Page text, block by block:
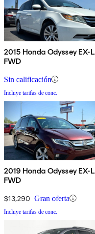
2015 Honda Odyssey EX-L
FWD
Sin calificación
Incluye tarifas de conc.
2019 Honda Odyssey EX-L
FWD
$13,290 Gran oferta
Incluye tarifas de conc.